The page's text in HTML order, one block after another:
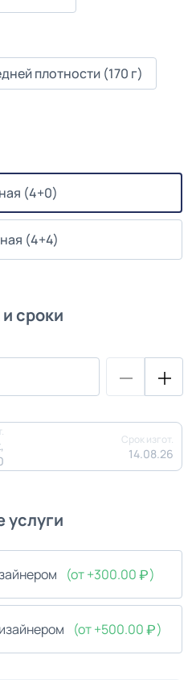
плотности (170 г)
(4+0)
(4+4)
сроки
Срок изгот.
14.08.26
услуги
(от +300.00 )
(от +500.00 )